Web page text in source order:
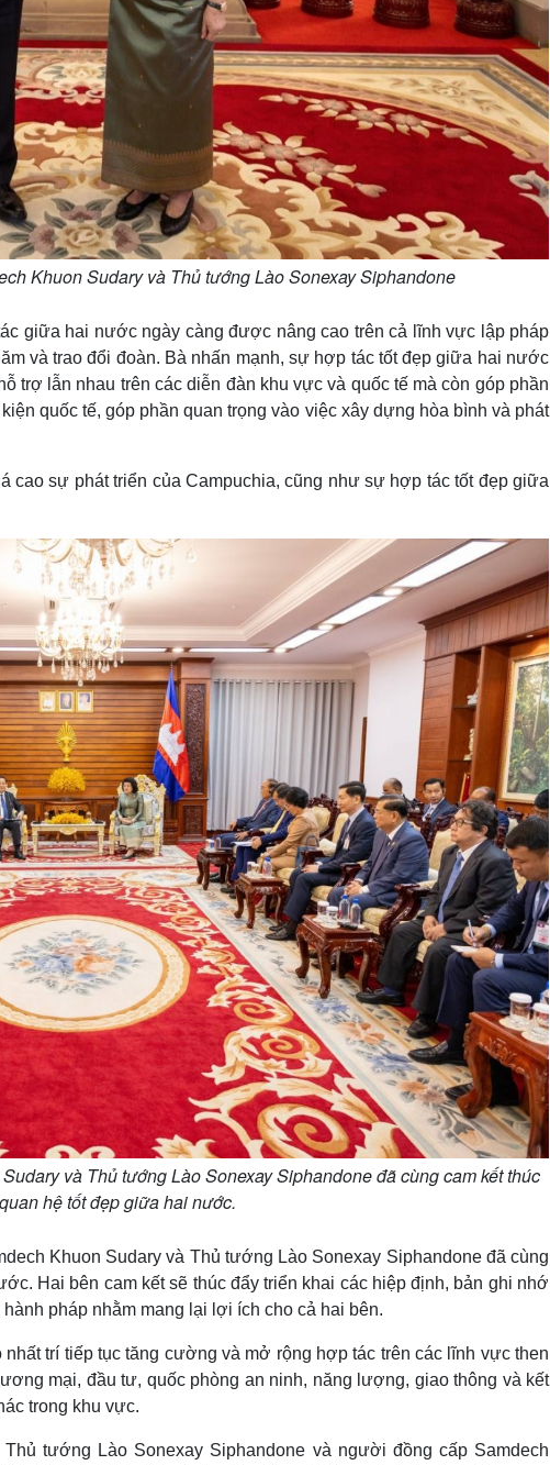
Khuon Sudary và Thủ tướng Lào Sonexay Siphandone
giữa hai nước ngày càng được nâng cao trên cả lĩnh vực lập pháp
và trao đổi đoàn. Bà nhấn mạnh, sự hợp tác tốt đẹp giữa hai nước
trợ lẫn nhau trên các diễn đàn khu vực và quốc tế mà còn góp phần
quốc tế, góp phần quan trọng vào việc xây dựng hòa bình và phát
cao sự phát triển của Campuchia, cũng như sự hợp tác tốt đẹp giữa
và Thủ tướng Lào Sonexay Siphandone đã cùng cam kết thúc
hệ tốt đẹp giữa hai nước.
Khuon Sudary và Thủ tướng Lào Sonexay Siphandone đã cùng
Hai bên cam kết sẽ thúc đẩy triển khai các hiệp định, bản ghi nhớ
pháp nhằm mang lại lợi ích cho cả hai bên.
trí tiếp tục tăng cường và mở rộng hợp tác trên các lĩnh vực then
mại, đầu tư, quốc phòng an ninh, năng lượng, giao thông và kết
trong khu vực.
tướng Lào Sonexay Siphandone và người đồng cấp Samdech